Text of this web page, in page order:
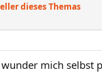
dieses Themas
mich selbst